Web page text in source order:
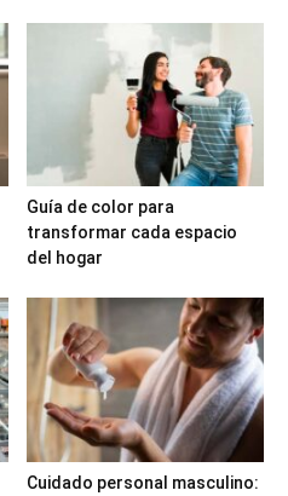
Guía de color para
transformar cada espacio
del hogar
Cuidado personal masculino: